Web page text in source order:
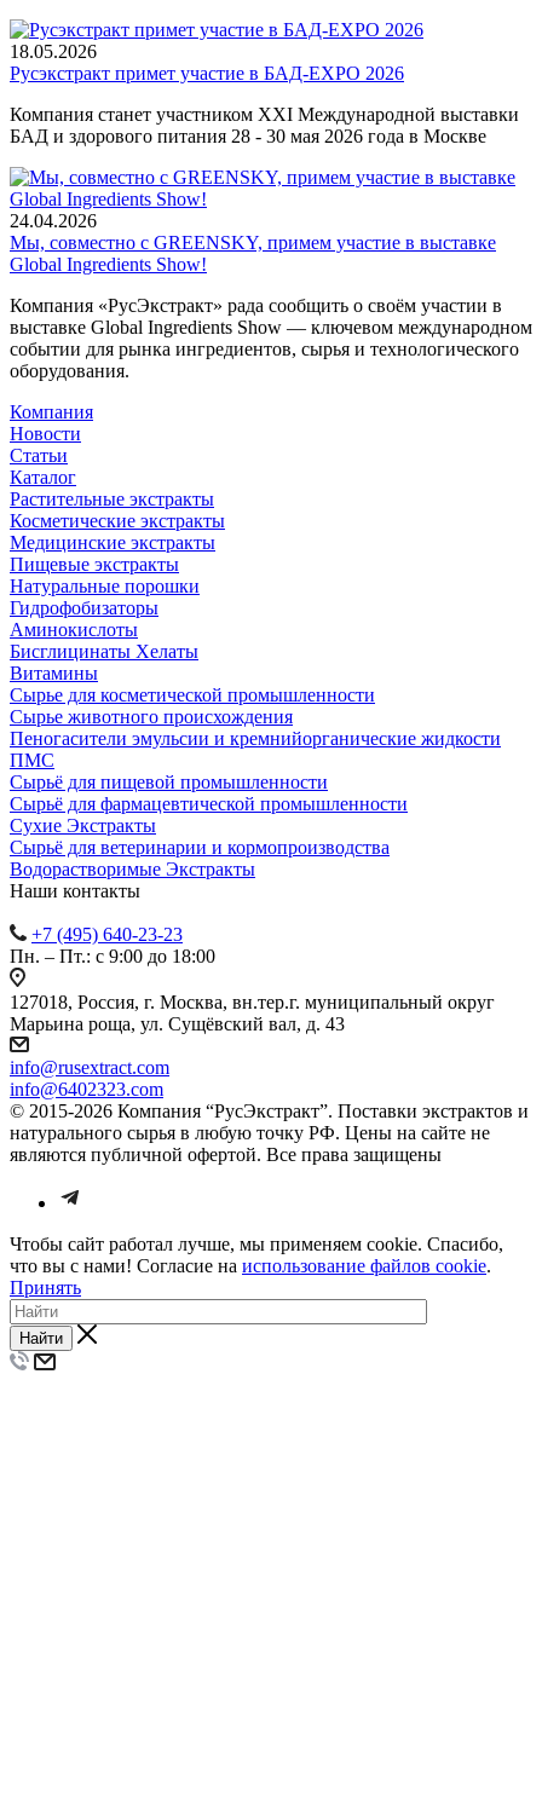
18.05.2026
Русэкстракт примет участие в БАД-EXPO 2026
Компания станет участником XXI Международной выставки
БАД и здорового питания 28 - 30 мая 2026 года в Москве
24.04.2026
Мы, совместно с GREENSKY, примем участие в выставке
Global Ingredients Show!
Компания «РусЭкстракт» рада сообщить о своём участии в
выставке Global Ingredients Show — ключевом международном
событии для рынка ингредиентов, сырья и технологического
оборудования.
Компания
Новости
Статьи
Каталог
Растительные экстракты
Косметические экстракты
Медицинские экстракты
Пищевые экстракты
Натуральные порошки
Гидрофобизаторы
Аминокислоты
Бисглицинаты Хелаты
Витамины
Сырье для косметической промышленности
Сырье животного происхождения
Пеногасители эмульсии и кремнийорганические жидкости
ПМС
Сырьё для пищевой промышленности
Сырьё для фармацевтической промышленности
Сухие Экстракты
Сырьё для ветеринарии и кормопроизводства
Водорастворимые Экстракты
Наши контакты
+7 (495) 640-23-23
Пн. – Пт.: с 9:00 до 18:00
127018, Россия, г. Москва, вн.тер.г. муниципальный округ
Марьина роща, ул. Сущёвский вал, д. 43
info@rusextract.com
info@6402323.com
© 2015-2026 Компания “РусЭкстракт”. Поставки экстрактов и
натурального сырья в любую точку РФ. Цены на сайте не
являются публичной офертой. Все права защищены
Чтобы сайт работал лучше, мы применяем cookie. Спасибо,
что вы с нами! Согласие на использование файлов cookie.
Принять
Найти